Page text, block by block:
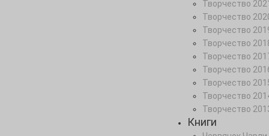
Творчество 2021
Творчество
Творчество
Творчество
Творчество
Творчество
Творчество
Творчество
Творчество
Книги